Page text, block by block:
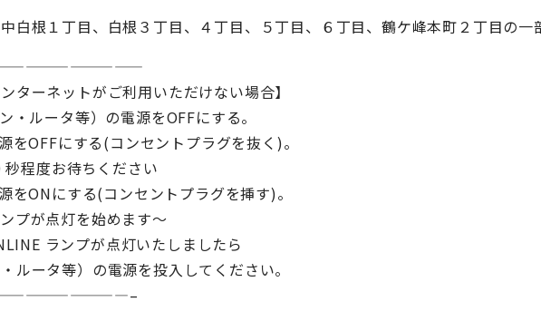
根１丁目、白根３丁目、４丁目、５丁目、６丁目、鶴ケ峰本町２丁目の一
ターネットがご利用いただけない場合】
・ルータ等）の電源をOFFにする。
をOFFにする(コンセントプラグを抜く)。
程度お待ちください
をONにする(コンセントプラグを挿す)。
プが点灯を始めます～
ランプが点灯いたしましたら
ルータ等）の電源を投入してください。